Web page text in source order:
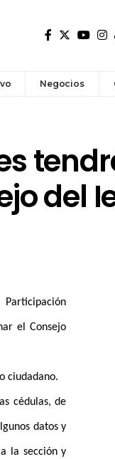
Negocios
del
el Consejo
ciudadano.
cédulas, de
datos y
la sección y